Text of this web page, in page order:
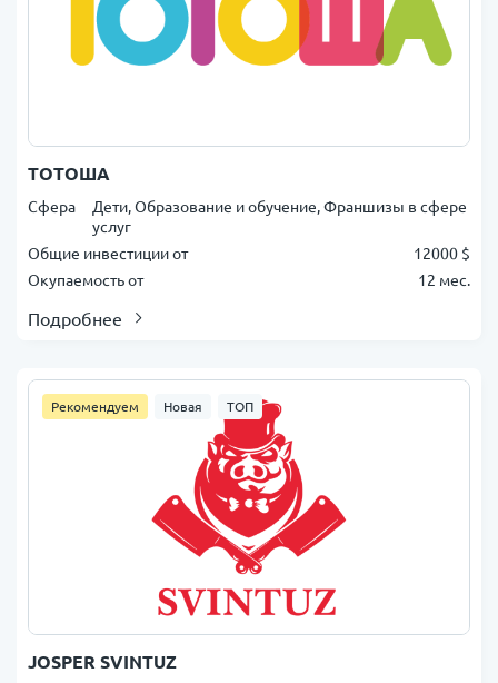
ТОТОША
Сфера
Дети, Образование и обучение, Франшизы в сфере
услуг
Общие инвестиции от
12000 $
Окупаемость от
12 мес.
Подробнее
Рекомендуем Новая ТОП
JOSPER SVINTUZ